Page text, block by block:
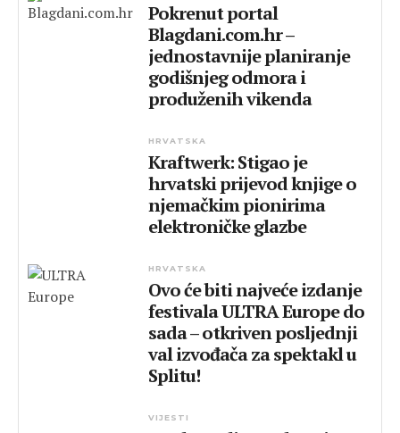
Pokrenut portal
Blagdani.com.hr –
jednostavnije planiranje
godišnjeg odmora i
produženih vikenda
HRVATSKA
Kraftwerk: Stigao je
hrvatski prijevod knjige o
njemačkim pionirima
elektroničke glazbe
HRVATSKA
Ovo će biti najveće izdanje
festivala ULTRA Europe do
sada – otkriven posljednji
val izvođača za spektakl u
Splitu!
VIJESTI